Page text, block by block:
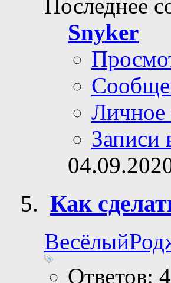
Последнее
Snyker
Личное
Записи
Как
Maker?